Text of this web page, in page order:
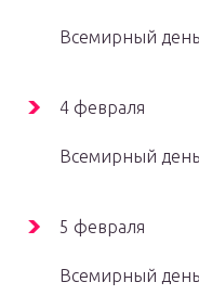
Всемирный
4 февраля
Всемирный
5 февраля
Всемирный